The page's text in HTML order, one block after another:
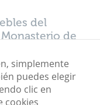
del
de
los 5 resultados
simplemente
puedes elegir
clic en